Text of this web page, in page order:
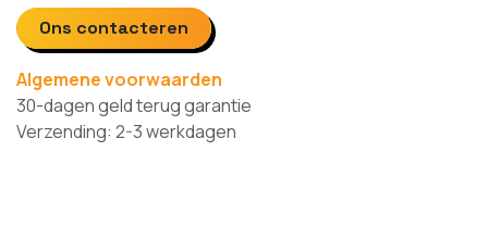
Ons contacteren
Algemene voorwaarden
30-dagen geld terug garantie
Verzending: 2-3 werkdagen